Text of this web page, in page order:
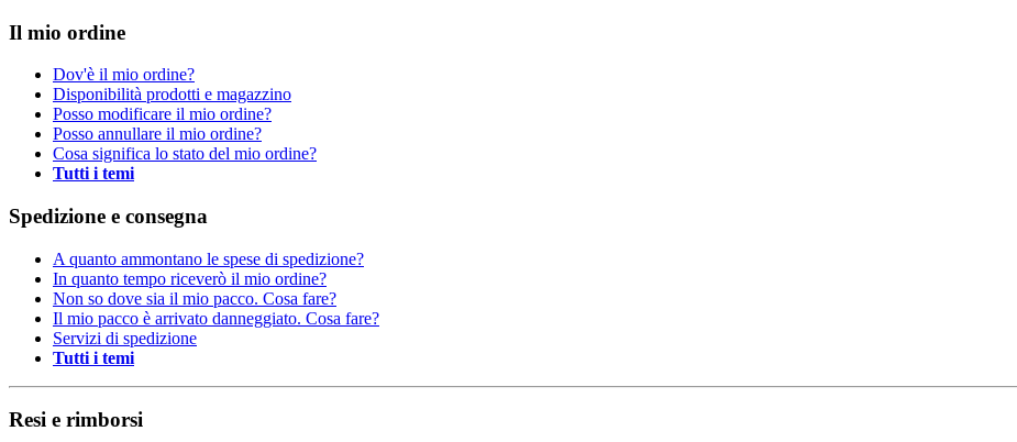
Il mio ordine
Dov'è il mio ordine?
Disponibilità prodotti e magazzino
Posso modificare il mio ordine?
Posso annullare il mio ordine?
Cosa significa lo stato del mio ordine?
Tutti i temi
Spedizione e consegna
A quanto ammontano le spese di spedizione?
In quanto tempo riceverò il mio ordine?
Non so dove sia il mio pacco. Cosa fare?
Il mio pacco è arrivato danneggiato. Cosa fare?
Servizi di spedizione
Tutti i temi
Resi e rimborsi